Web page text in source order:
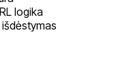
logika